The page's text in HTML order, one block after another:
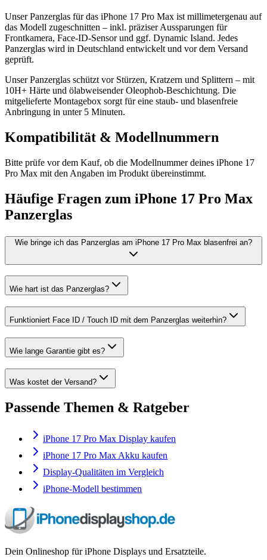
Unser Panzerglas für das iPhone 17 Pro Max ist millimetergenau auf
das Modell zugeschnitten – inkl. präziser Aussparungen für
Frontkamera, Face-ID-Sensor und ggf. Dynamic Island. Jedes
Panzerglas wird in Deutschland entwickelt und vor dem Versand
geprüft.
Unser Panzerglas schützt vor Stürzen, Kratzern und Splittern – mit
10H+ Härte und ölabweisender Oleophob-Beschichtung. Die
mitgelieferte Montagebox sorgt für eine staub- und blasenfreie
Anbringung in unter 5 Minuten.
Kompatibilität & Modellnummern
Bitte prüfe vor dem Kauf, ob die Modellnummer deines iPhone 17
Pro Max mit den Angaben im Produkt übereinstimmt.
Häufige Fragen zum iPhone 17 Pro Max
Panzerglas
Wie bringe ich das Panzerglas am iPhone 17 Pro Max blasenfrei an?
Wie hart ist das Panzerglas?
Funktioniert Face ID / Touch ID mit dem Panzerglas weiterhin?
Wie lange Garantie gibt es?
Was kostet der Versand?
Passende Themen & Ratgeber
iPhone 17 Pro Max Display kaufen
iPhone 17 Pro Max Akku kaufen
Display-Qualitäten im Vergleich
iPhone-Modell bestimmen
Dein Onlineshop für iPhone Displays und Ersatzteile.